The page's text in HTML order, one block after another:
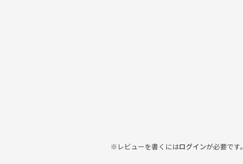
※レビューを書くにはログインが必要です。